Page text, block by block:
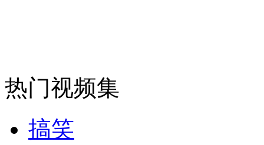
热门视频集
搞笑